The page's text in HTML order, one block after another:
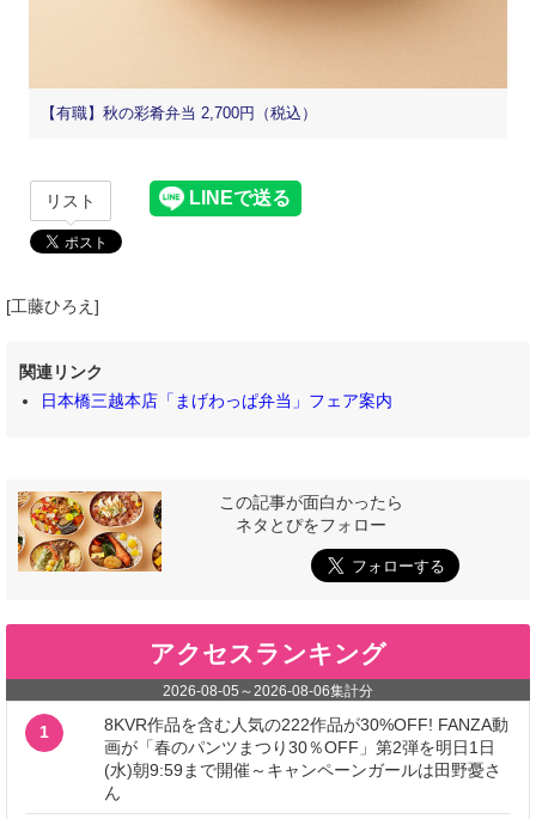
【有職】秋の彩肴弁当 2,700円（税込）
リスト
[工藤ひろえ]
関連リンク
日本橋三越本店「まげわっぱ弁当」フェア案内
この記事が面白かったら
ネタとぴをフォロー
アクセスランキング
2026-08-05 ～ 2026-08-06集計分
1
8KVR作品を含む人気の222作品が30%OFF! FANZA動
画が「春のパンツまつり30％OFF」第2弾を明日1日
(水)朝9:59まで開催～キャンペーンガールは田野憂さ
ん